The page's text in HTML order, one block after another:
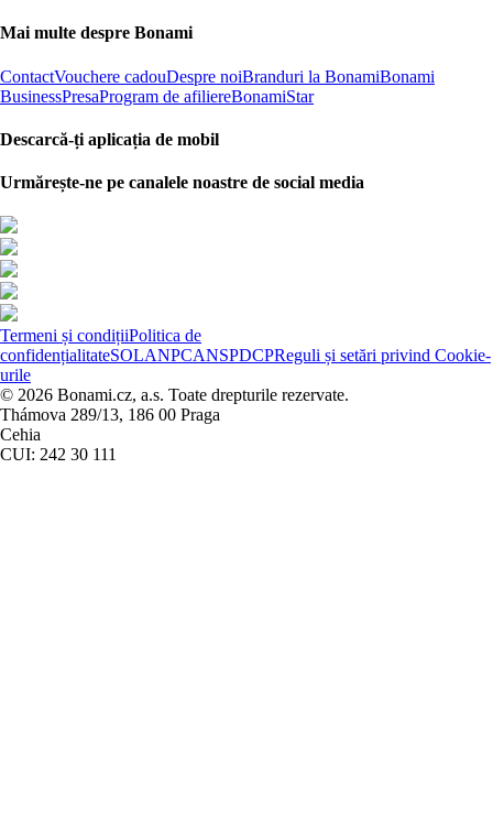
Mai multe despre Bonami
ContactVouchere cadouDespre noiBranduri la BonamiBonami
BusinessPresaProgram de afiliereBonamiStar
Descarcă-ți aplicația de mobil
Urmărește-ne pe canalele noastre de social media
Termeni și condițiiPolitica de
confidențialitateSOLANPCANSPDCPReguli și setări privind Cookie-
urile
© 2026 Bonami.cz, a.s. Toate drepturile rezervate.
Thámova 289/13, 186 00 Praga
Cehia
CUI: 242 30 111